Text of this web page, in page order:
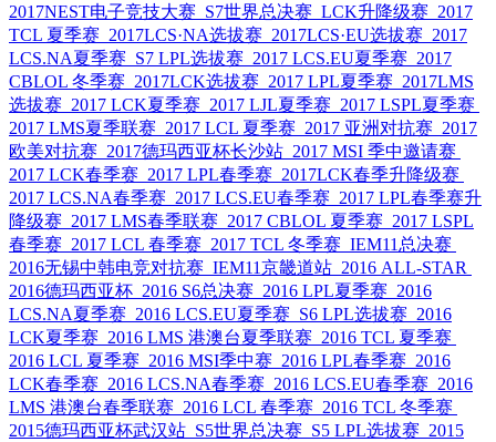
2017NEST电子竞技大赛 S7世界总决赛 LCK升降级赛 2017
TCL 夏季赛 2017LCS·NA选拔赛 2017LCS·EU选拔赛 2017
LCS.NA夏季赛 S7 LPL选拔赛 2017 LCS.EU夏季赛 2017
CBLOL 冬季赛 2017LCK选拔赛 2017 LPL夏季赛 2017LMS
选拔赛 2017 LCK夏季赛 2017 LJL夏季赛 2017 LSPL夏季赛
2017 LMS夏季联赛 2017 LCL 夏季赛 2017 亚洲对抗赛 2017
欧美对抗赛 2017德玛西亚杯长沙站 2017 MSI 季中邀请赛
2017 LCK春季赛 2017 LPL春季赛 2017LCK春季升降级赛
2017 LCS.NA春季赛 2017 LCS.EU春季赛 2017 LPL春季赛升
降级赛 2017 LMS春季联赛 2017 CBLOL 夏季赛 2017 LSPL
春季赛 2017 LCL 春季赛 2017 TCL 冬季赛 IEM11总决赛
2016无锡中韩电竞对抗赛 IEM11京畿道站 2016 ALL-STAR
2016德玛西亚杯 2016 S6总决赛 2016 LPL夏季赛 2016
LCS.NA夏季赛 2016 LCS.EU夏季赛 S6 LPL选拔赛 2016
LCK夏季赛 2016 LMS 港澳台夏季联赛 2016 TCL 夏季赛
2016 LCL 夏季赛 2016 MSI季中赛 2016 LPL春季赛 2016
LCK春季赛 2016 LCS.NA春季赛 2016 LCS.EU春季赛 2016
LMS 港澳台春季联赛 2016 LCL 春季赛 2016 TCL 冬季赛
2015德玛西亚杯武汉站 S5世界总决赛 S5 LPL选拔赛 2015